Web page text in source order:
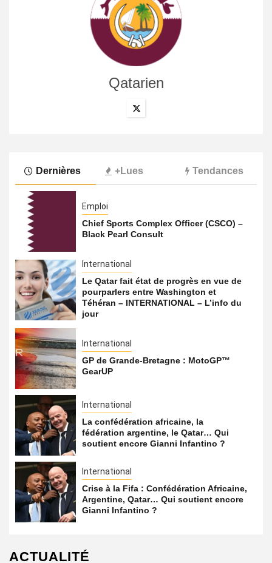
Qatarien
Dernières +Lues Tendances
Emploi
Chief Sports Complex Officer (CSCO) –
Black Pearl Consult
International
Le Qatar fait état de progrès en vue de
pourparlers entre Washington et
Téhéran – INTERNATIONAL – L’info du
jour
International
GP de Grande-Bretagne : MotoGP™
GearUP
International
La confédération africaine, la
fédération argentine, le Qatar… Qui
soutient encore Gianni Infantino ?
International
Crise à la Fifa : Confédération Africaine,
Argentine, Qatar… Qui soutient encore
Gianni Infantino ?
ACTUALITÉ